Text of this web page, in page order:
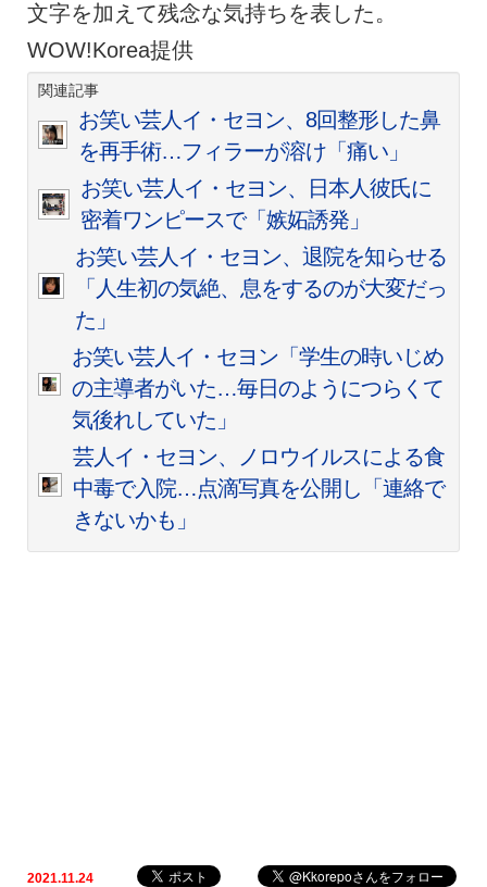
文字を加えて残念な気持ちを表した。
WOW!Korea提供
関連記事
お笑い芸人イ・セヨン、8回整形した鼻
を再手術…フィラーが溶け「痛い」
お笑い芸人イ・セヨン、日本人彼氏に
密着ワンピースで「嫉妬誘発」
お笑い芸人イ・セヨン、退院を知らせる
「人生初の気絶、息をするのが大変だっ
た」
お笑い芸人イ・セヨン「学生の時いじめ
の主導者がいた…毎日のようにつらくて
気後れしていた」
芸人イ・セヨン、ノロウイルスによる食
中毒で入院…点滴写真を公開し「連絡で
きないかも」
2021.11.24